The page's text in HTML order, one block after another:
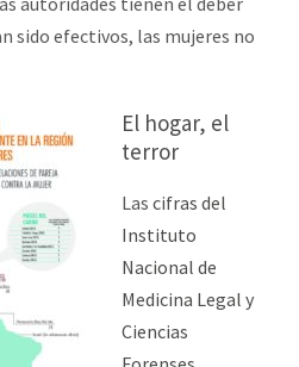
sido efectivos, las mujeres no
El hogar, el
terror
Las cifras del
Instituto
Nacional de
Medicina Legal y
Ciencias